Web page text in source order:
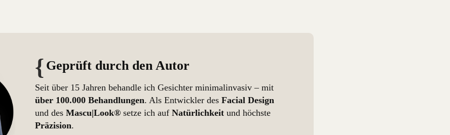
Geprüft durch den Autor
Seit über 15 Jahren behandle ich Gesichter minimalinvasiv – mit
über 100.000 Behandlungen. Als Entwickler desFacial Design
und desMascu|Look® setze ich aufNatürlichkeit und höchste
Präzision.